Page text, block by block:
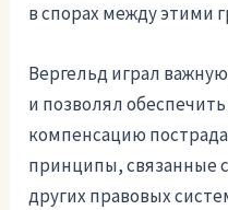
в спорах между этими
Вергельд играл
и позволял
компенсацию
принципы, связанные
других правовых